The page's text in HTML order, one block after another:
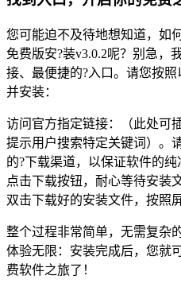
您可能迫不及待地想知道，如
免费版安?装v3.0.2呢？别急，
接、最便捷的?入口。请您按
并安装：
访问官方指定链接：（此处可
提示用户搜索特定关键词）。
的?下载渠道，以保证软件的纯
点击下载按钮，耐心等待安装
双击下载好的安装文件，按照
整个过程非常简单，无需复杂
体验无限：安装完成后，您就
费软件之旅了！